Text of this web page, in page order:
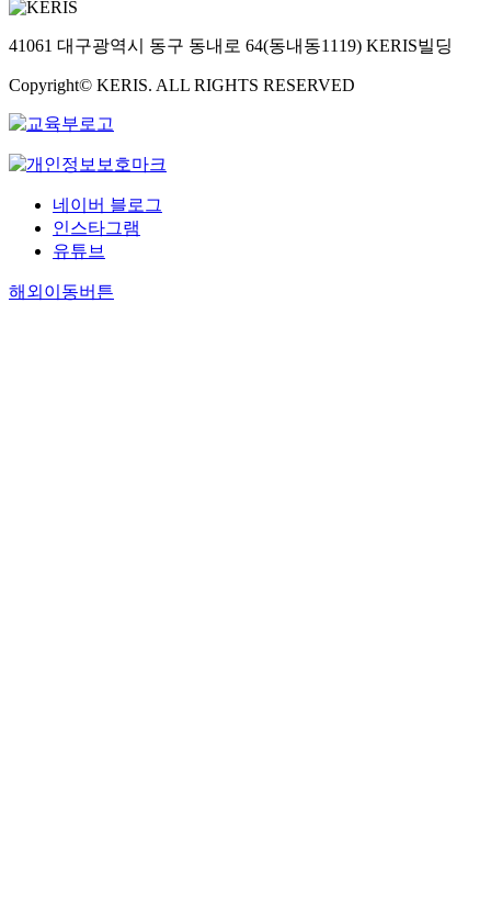
41061 대구광역시 동구 동내로 64(동내동1119) KERIS빌딩
Copyright© KERIS. ALL RIGHTS RESERVED
네이버 블로그
인스타그램
유튜브
해외이동버튼